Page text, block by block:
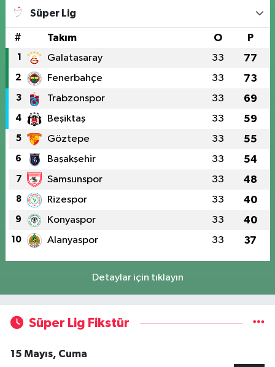
Süper Lig
# Takım O P
1 Galatasaray 33 77
2 Fenerbahçe 33 73
3 Trabzonspor 33 69
4 Beşiktaş 33 59
5 Göztepe 33 55
6 Başakşehir 33 54
7 Samsunspor 33 48
8 Rizespor 33 40
9 Konyaspor 33 40
10 Alanyaspor 33 37
Detaylar için tıklayın
Süper Lig Fikstür
15 Mayıs, Cuma